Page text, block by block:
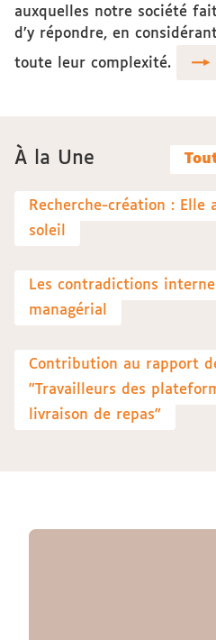
auxquelles notre société
d’y répondre, en
toute leur complexité.
→
À la Une
Recherche-création : Elle
soleil
Les contradictions
managérial
Contribution au rapport
"Travailleurs des
livraison de repas"